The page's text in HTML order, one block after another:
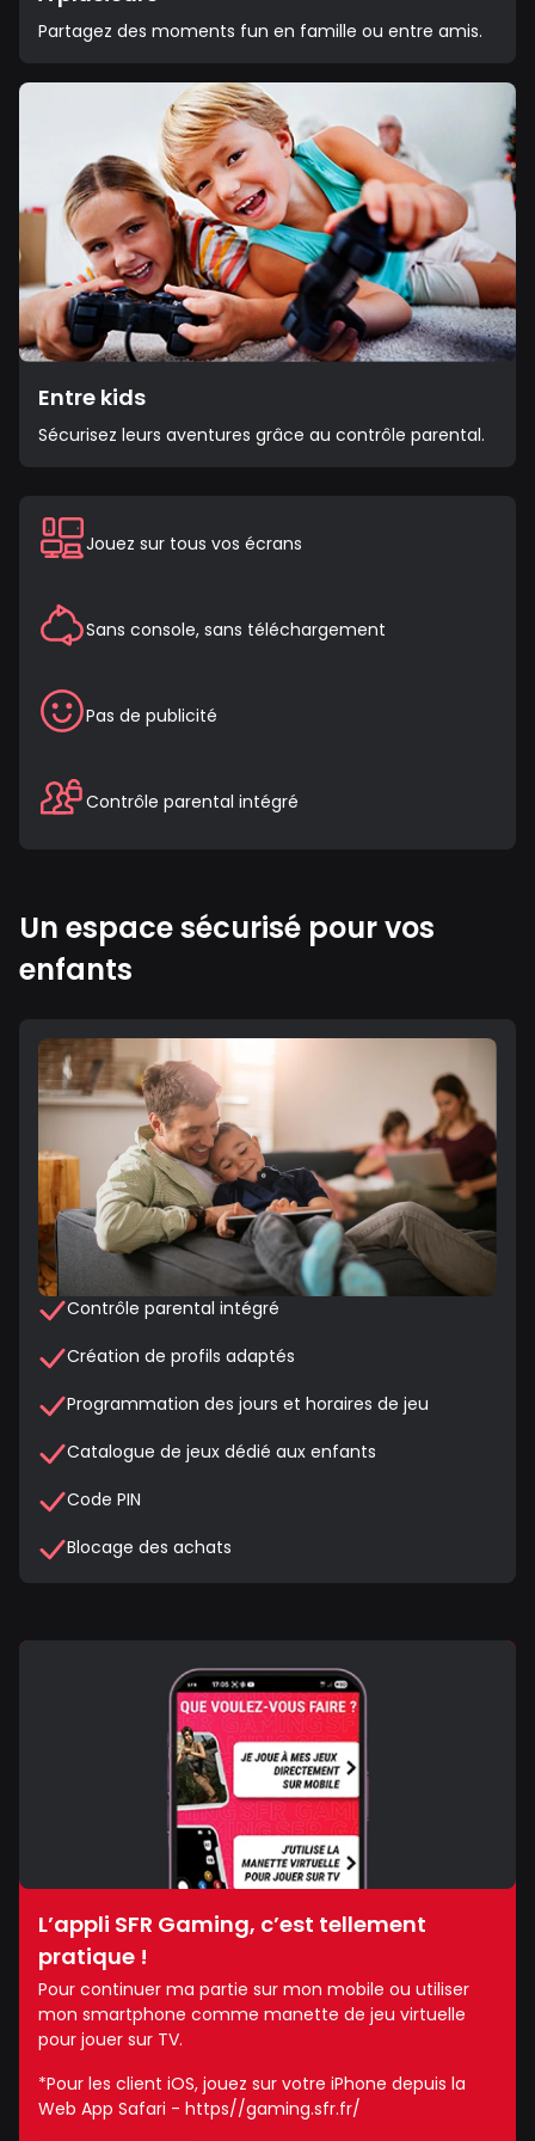
Partagez des moments fun en famille ou entre amis.
Entre kids
Sécurisez leurs aventures grâce au contrôle parental.
Jouez sur tous vos écrans
Sans console, sans téléchargement
Pas de publicité
Contrôle parental intégré
Un espace sécurisé pour vos
enfants
Contrôle parental intégré
Création de profils adaptés
Programmation des jours et horaires de jeu
Catalogue de jeux dédié aux enfants
Code PIN
Blocage des achats
L’appli SFR Gaming, c’est tellement
pratique !
Pour continuer ma partie sur mon mobile ou utiliser
mon smartphone comme manette de jeu virtuelle
pour jouer sur TV.
*Pour les client iOS, jouez sur votre iPhone depuis la
Web App Safari - https//gaming.sfr.fr/